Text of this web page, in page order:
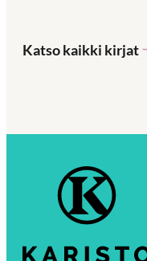
Katso kaikki kirjat